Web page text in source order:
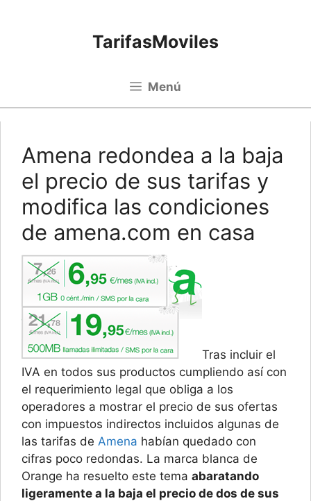
TarifasMoviles
Menú
Amena redondea a la baja
el precio de sus tarifas y
modifica las condiciones
de amena.com en casa
Tras incluir el
IVA en todos sus productos cumpliendo así con
el requerimiento legal que obliga a los
operadores a mostrar el precio de sus ofertas
con impuestos indirectos incluidos algunas de
las tarifas de Amena habían quedado con
cifras poco redondas. La marca blanca de
Orange ha resuelto este tema abaratando
ligeramente a la baja el precio de dos de sus